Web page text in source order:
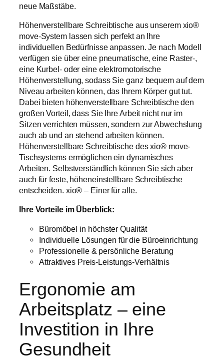
neue Maßstäbe.
Höhenverstellbare Schreibtische aus unserem xio®
move-System lassen sich perfekt an Ihre
individuellen Bedürfnisse anpassen. Je nach Modell
verfügen sie über eine pneumatische, eine Raster-,
eine Kurbel- oder eine elektromotorische
Höhenverstellung, sodass Sie ganz bequem auf dem
Niveau arbeiten können, das Ihrem Körper gut tut.
Dabei bieten höhenverstellbare Schreibtische den
großen Vorteil, dass Sie Ihre Arbeit nicht nur im
Sitzen verrichten müssen, sondern zur Abwechslung
auch ab und an stehend arbeiten können.
Höhenverstellbare Schreibtische des xio® move-
Tischsystems ermöglichen ein dynamisches
Arbeiten. Selbstverständlich können Sie sich aber
auch für feste, höheneinstellbare Schreibtische
entscheiden. xio® – Einer für alle.
Ihre Vorteile im Überblick:
Büromöbel in höchster Qualität
Individuelle Lösungen für die Büroeinrichtung
Professionelle & persönliche Beratung
Attraktives Preis-Leistungs-Verhältnis
Ergonomie am
Arbeitsplatz – eine
Investition in Ihre
Gesundheit